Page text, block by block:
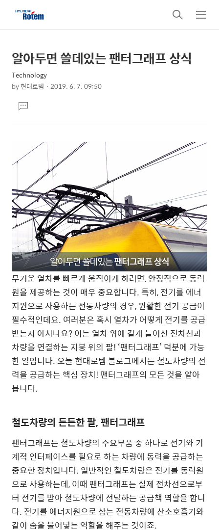
검
색
메
뉴
상
세
컨
텐
츠
본
문
제
목
알아두면 쓸데있는 팬터그래프 상식
Technology
by현대로템 2019. 6. 7. 09:50
문댓
글
무거운 열차를 빠르게 움직이게 하려면, 안정적으로 동력
원을 제공하는 것이 매우 중요합니다. 특히, 전기를 에너
지원으로 사용하는 전동차량의 경우, 원활한 전기 공급이
필수적인데요. 여러분은 혹시 열차가 어떻게 전기를 공급
받는지 아시나요? 이는 열차 위에 길게 늘어선 전차선과
차량을 연결하는 지붕 위의 팔! ‘팬터그래프’ 덕분에 가능
한 일입니다. 오늘 현대로템 블로그에서는 철도차량의 전
력을 공급하는 핵심 장치! 팬터그래프의 모든 것을 알아
봅니다.
철도차량의 든든한 팔, 팬터그래프
팬터그래프는 철도차량의 주요부품 중 하나로 전기와 기
계적 인터페이스를 필요로 하는 차량에 동력을 공급하는
중요한 장치입니다. 일반적인 철도차량은 전기를 동력원
으로 사용하는데, 이때 팬터그래프는 실제 전차선으로부
터 전기를 받아 철도차량에 전달하는 공급책 역할을 합니
다. 전기를 에너지원으로 삼는 전동차량에 산소호흡기와
같이 숨을 불어넣는 역할을 해주는 것이죠.